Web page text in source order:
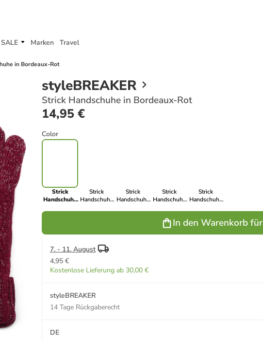
SALE Marken Travel
in Bordeaux-Rot
styleBREAKER
Strick Handschuhe in Bordeaux-Rot
14,95 €
Color
Strick
Handschuhe
Strick
Handschuhe
Strick
Handschuhe
Strick
Handschuhe
Strick
Handschuhe
In den Warenkorb für
7. - 11. August
4,95 €
Kostenlose Lieferung ab 30,00 €
styleBREAKER
14 Tage Rückgaberecht
DE